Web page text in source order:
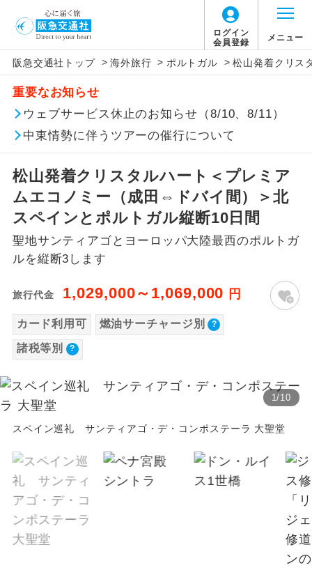
ログイン
会員登録
メニュー
阪急交通社トップ > 海外旅行 > ポルトガル > 松山発着クリス
重要なお知らせ
ウェブサービス休止のお知らせ（8/10、8/11）
中東情勢に伴うツアーの催行について
松山発着クリスタルハート＜プレミア
ムエコノミー（成田⇔ドバイ間）＞北
スペインとポルトガル縦断10日間
聖地サンティアゴとヨーロッパ大陸最西のポルトガ
ルを縦断3します
旅行代金 1,029,000～1,069,000 円
カード利用可 燃油サーチャージ別
諸税等別
1/10
スペイン巡礼 サンティアゴ・デ・コンポステーラ 大聖堂
旅行代金に燃油サーチャージは含まれており
ません。別途お支払いが必要となります。
目安：98,000円（2026/08/01現在）
※上記の燃油サーチャージは変更になる場合
があります。
旅行代金に、以下の料金は含まれておりませ
ん。別途お支払が必要となります。
【日本国内空港施設使用料】
成田国際空港
大人（12歳以上）2,460円、子供（2歳以上12
歳未満）1,240円
【旅客保安サービス料】
成田国際空港
歳未満）700円
【海外空港諸税等】
旅行代金に各国空港の旅客サービス施設使用
支払いが必要となります。
大人（12歳以上）12,190円、子供（2歳以上
12歳未満）12,190円
す。
【その他諸税追加】
航空保険特別料金
大人（12歳以上）3,280円、子供（2歳以上12
このツアーは以下の出発地から追加代金でご参
加いただけます。
※リクエスト受付の場合、ご手配の可否は後日回答さ
せていただきます。
追加代金にて各地発着ありとは
当ツアーは日程表に記載の出発空港だけで
なく、各地より下記追加代金にて飛行機や
鉄道などを利用しご参加いただけます。
ご同行者様が異なる発着地をご希望の場合
は、当社予約センターまで連絡ください。
アイコン 説明
添乗員同行
往路出発空港（駅）から復路到着空港
（駅）まで同行します。
現地到着後、現地係員が同行しお世話い
たします。
バスガイド乗
務
バスガイドが乗務し、車内での観光案内
があります。
新コース
世界遺産
ユネスコに登録されている文化遺産や自
然遺産を訪ねるコースです。
温泉 温泉地にも宿泊するコースです。
す。
大浴場
全食事付き
全てのお食事が付いていますので、お食
事の心配はいりません。（機内食を除
く）
お部屋食
周りの音を気にせず、ガイドさんの説明